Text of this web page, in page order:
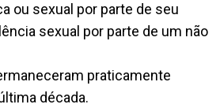
ou sexual por parte de seu
sexual por parte de um não
praticamente
década.